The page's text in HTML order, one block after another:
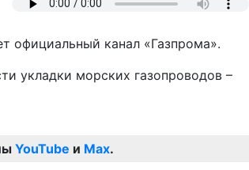
официальный канал «Газпрома».
укладки морских газопроводов –
YouTube и Max.